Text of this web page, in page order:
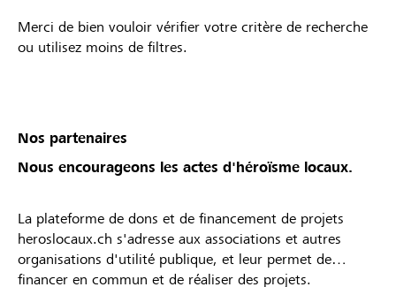
Merci de bien vouloir vérifier votre critère de recherche
ou utilisez moins de filtres.
Nos partenaires
Nous encourageons les actes d'héroïsme locaux.
La plateforme de dons et de financement de projets
heroslocaux.ch s'adresse aux associations et autres
organisations d'utilité publique, et leur permet de
financer en commun et de réaliser des projets.